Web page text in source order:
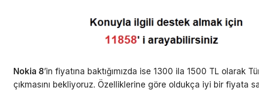
Nokia 8’in fiyatına baktığımızda ise 1300 ila 1500 TL olarak
çıkmasını bekliyoruz. Özelliklerine göre oldukça iyi bir fiyata